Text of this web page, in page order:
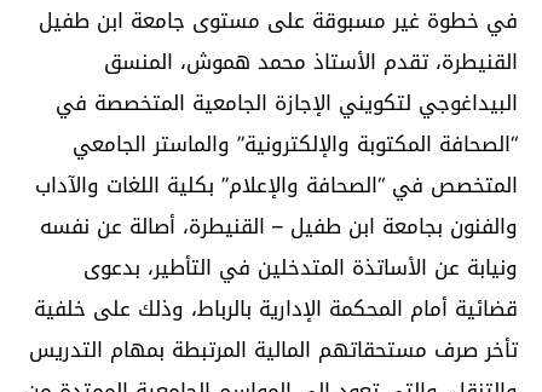
في خطوة غير مسبوقة على مستوى جامعة ابن طفيل
القنيطرة، تقدم الأستاذ محمد هموش، المنسق
البيداغوجي لتكويني الإجازة الجامعية المتخصصة في
“الصحافة المكتوبة والإلكترونية” والماستر الجامعي
المتخصص في “الصحافة والإعلام” بكلية اللغات والآداب
والفنون بجامعة ابن طفيل – القنيطرة، أصالة عن نفسه
ونيابة عن الأساتذة المتدخلين في التأطير، بدعوى
قضائية أمام المحكمة الإدارية بالرباط، وذلك على خلفية
تأخر صرف مستحقاتهم المالية المرتبطة بمهام التدريس